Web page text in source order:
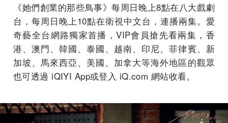
《她們創業的那些鳥事》每周日晚上8點在八大戲劇
台，每周日晚上10點在衛視中文台，連播兩集。愛
奇藝全台網路獨家首播，VIP會員搶先看兩集，香
港、澳門、韓國、泰國、越南、印尼、菲律賓、新
加坡、馬來西亞、美國、加拿大等海外地區的觀眾
也可透過 iQIYI App或登入 iQ.com 網站收看。